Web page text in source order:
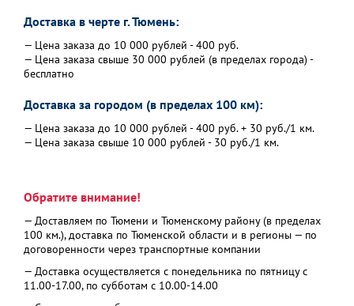
Доставка в черте г. Тюмень:
— Цена заказа до 10 000 рублей - 400 руб.
— Цена заказа свыше 30 000 рублей (в пределах города) -
бесплатно
Доставка за городом (в пределах 100 км):
— Цена заказа до 10 000 рублей - 400 руб. + 30 руб./1 км.
— Цена заказа свыше 10 000 рублей - 30 руб./1 км.
Обратите внимание!
— Доставляем по Тюмени и Тюменскому району (в пределах
100 км.), доставка по Тюменской области и в регионы — по
договоренности через транспортные компании
— Доставка осуществляется с понедельника по пятницу с
11.00-17.00, по субботам с 10.00-14.00